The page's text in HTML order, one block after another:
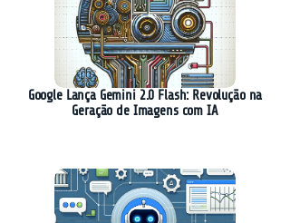
Google Lança Gemini 2.0 Flash: Revolução na
Geração de Imagens com IA